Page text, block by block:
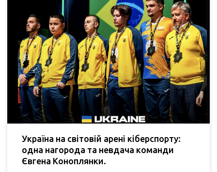
Україна на світовій арені кіберспорту:
одна нагорода та невдача команди
Євгена Коноплянки.